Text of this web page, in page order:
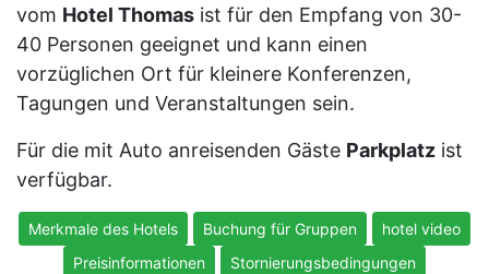
vom Hotel Thomas ist für den Empfang von 30-
40 Personen geeignet und kann einen
vorzüglichen Ort für kleinere Konferenzen,
Tagungen und Veranstaltungen sein.
Für die mit Auto anreisenden Gäste Parkplatz ist
verfügbar.
Merkmale des Hotels Buchung für Gruppen
hotel video
Preisinformationen
Stornierungsbedingungen